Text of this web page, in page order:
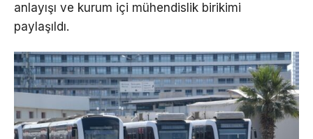
anlayışı ve kurum içi mühendislik birikimi
paylaşıldı.